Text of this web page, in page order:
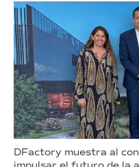
DFactory muestra al